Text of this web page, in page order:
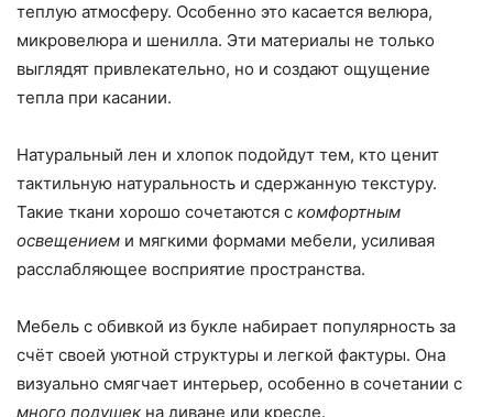
теплую атмосферу. Особенно это касается велюра,
микровелюра и шенилла. Эти материалы не только
выглядят привлекательно, но и создают ощущение
тепла при касании.
Натуральный лен и хлопок подойдут тем, кто ценит
тактильную натуральность и сдержанную текстуру.
Такие ткани хорошо сочетаются с комфортным
освещением и мягкими формами мебели, усиливая
расслабляющее восприятие пространства.
Мебель с обивкой из букле набирает популярность за
счёт своей уютной структуры и легкой фактуры. Она
визуально смягчает интерьер, особенно в сочетании с
много подушек на диване или кресле.